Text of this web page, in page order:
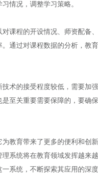
情况，调整学习策略。
课程的开设情况、师资配备
通过对课程数据的分析，教
的接受程度较低，需要加强
至关重要需要保障的，要确
教育带来了更多的便利和创
系统将在教育领域发挥越来
系统，不断探索其应用的深度